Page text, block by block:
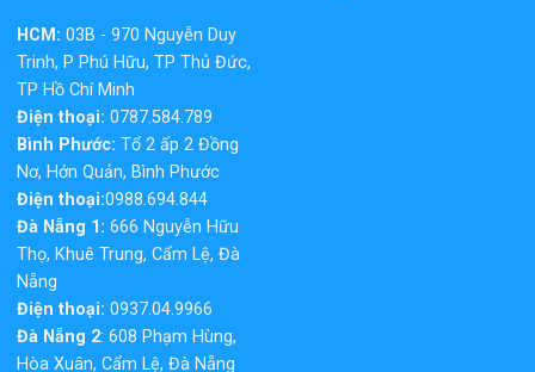
HCM: 03B - 970 Nguyễn Duy
Trinh, P Phú Hữu, TP Thủ Đức,
TP Hồ Chí Minh
Điện thoại: 0787.584.789
Bình Phước: Tổ 2 ấp 2 Đồng
Nơ, Hớn Quản, Bình Phước
Điện thoại:0988.694.844
Đà Nẵng 1: 666 Nguyễn Hữu
Thọ, Khuê Trung, Cẩm Lệ, Đà
Nẵng
Điện thoại: 0937.04.9966
Đà Nẵng 2: 608 Phạm Hùng,
Hòa Xuân, Cẩm Lệ, Đà Nẵng